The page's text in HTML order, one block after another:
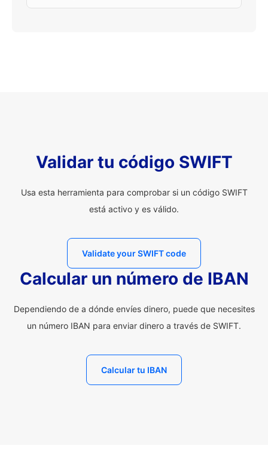
Validar tu código SWIFT
Usa esta herramienta para comprobar si un código SWIFT
está activo y es válido.
Validate your SWIFT code
Calcular un número de IBAN
Dependiendo de a dónde envíes dinero, puede que necesites
un número IBAN para enviar dinero a través de SWIFT.
Calcular tu IBAN